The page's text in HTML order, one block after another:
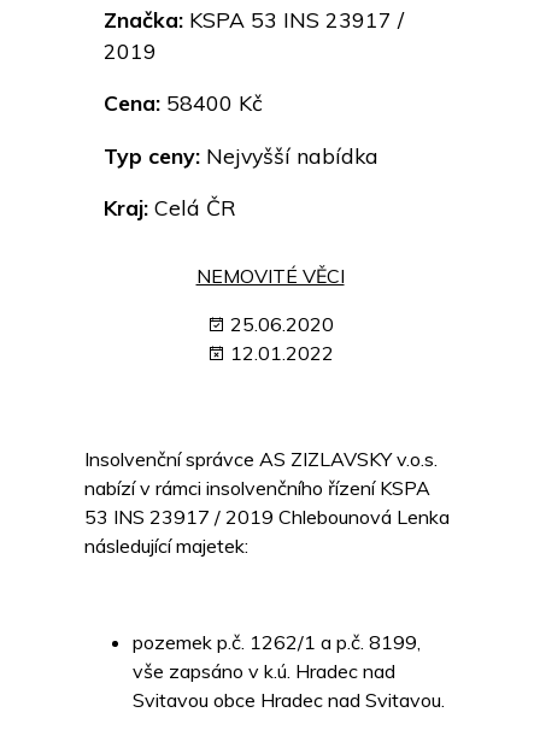
Značka: KSPA 53 INS 23917 /
2019
Cena: 58400 Kč
Typ ceny: Nejvyšší nabídka
Kraj: Celá ČR
NEMOVITÉ VĚCI
25.06.2020
12.01.2022
Insolvenční správce AS ZIZLAVSKY v.o.s.
nabízí v rámci insolvenčního řízení KSPA
53 INS 23917 / 2019 Chlebounová Lenka
následující majetek:
pozemek p.č. 1262/1 a p.č. 8199,
vše zapsáno v k.ú. Hradec nad
Svitavou obce Hradec nad Svitavou.